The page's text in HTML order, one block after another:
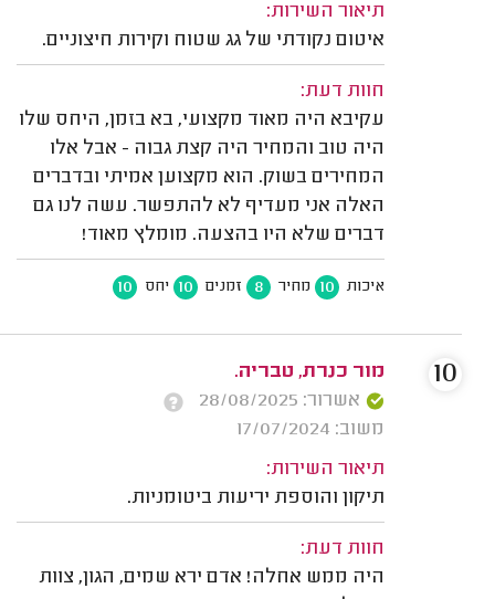
תיאור השירות:
איטום נקודתי של גג שטוח וקירות חיצוניים.
חוות דעת:
עקיבא היה מאוד מקצועי, בא בזמן, היחס שלו
היה טוב והמחיר היה קצת גבוה - אבל אלו
המחירים בשוק. הוא מקצוען אמיתי ובדברים
האלה אני מעדיף לא להתפשר. עשה לנו גם
דברים שלא היו בהצעה. מומלץ מאוד!
איכות 10 מחיר 8 זמנים 10 יחס 10
מור כנרת, טבריה.
אשרור: 28/08/2025
משוב: 17/07/2024
תיאור השירות:
תיקון והוספת יריעות ביטומניות.
חוות דעת:
היה ממש אחלה! אדם ירא שמים, הגון, צוות
10